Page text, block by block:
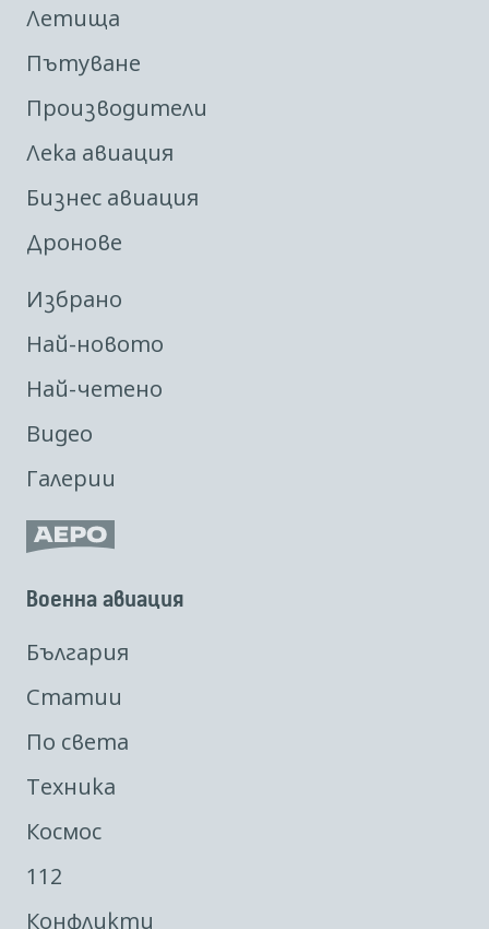
Летища
Пътуване
Производители
Лека авиация
Бизнес авиация
Дронове
Избрано
Най-новото
Най-четено
Видео
Галерии
Военна авиация
България
Статии
По света
Техника
Космос
112
Конфликти